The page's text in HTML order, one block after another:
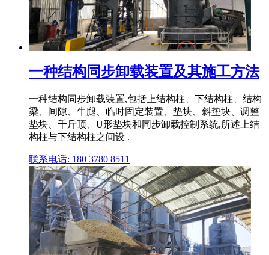
一种结构同步卸载装置及其施工方法
一种结构同步卸载装置,包括上结构柱、下结构柱、结构
梁、间隙、牛腿、临时固定装置、垫块、斜垫块、调整
垫块、千斤顶、U形垫块和同步卸载控制系统,所述上结
构柱与下结构柱之间设 .
联系电话: 180 3780 8511